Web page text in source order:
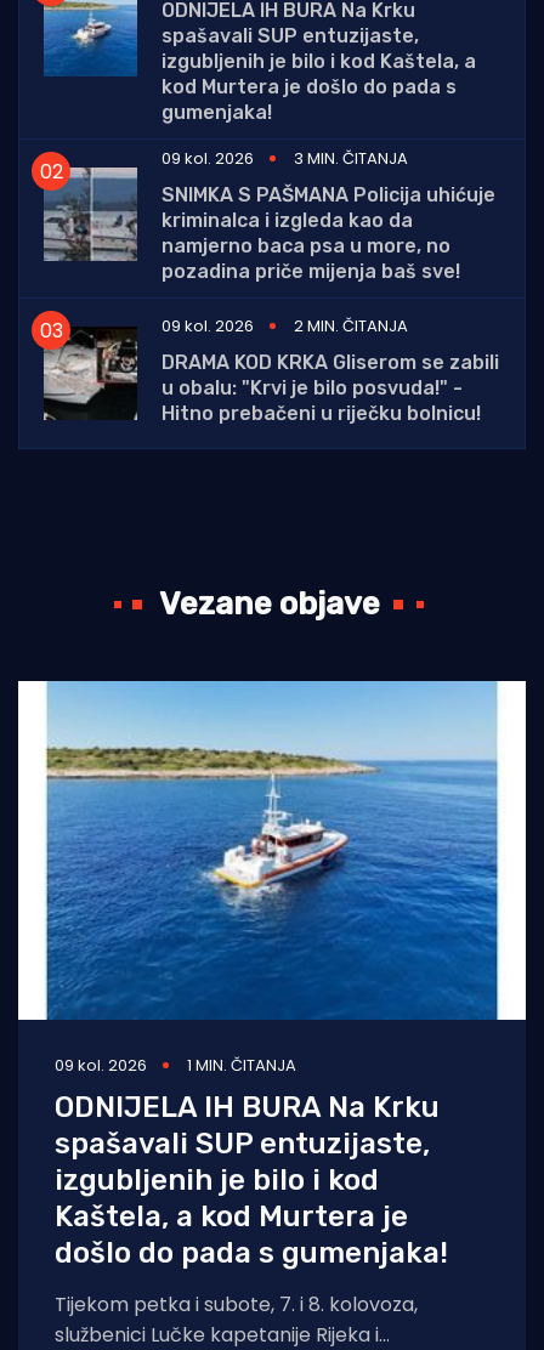
ODNIJELA IH BURA Na Krku
spašavali SUP entuzijaste,
izgubljenih je bilo i kod Kaštela, a
kod Murtera je došlo do pada s
gumenjaka!
09 kol. 2026
3 MIN. ČITANJA
SNIMKA S PAŠMANA Policija uhićuje
kriminalca i izgleda kao da
namjerno baca psa u more, no
pozadina priče mijenja baš sve!
09 kol. 2026
2 MIN. ČITANJA
DRAMA KOD KRKA Gliserom se zabili
u obalu: "Krvi je bilo posvuda!" -
Hitno prebačeni u riječku bolnicu!
Vezane objave
09 kol. 2026 1 MIN. ČITANJA
ODNIJELA IH BURA Na Krku
spašavali SUP entuzijaste,
izgubljenih je bilo i kod
Kaštela, a kod Murtera je
došlo do pada s gumenjaka!
Tijekom petka i subote, 7. i 8. kolovoza,
službenici Lučke kapetanije Rijeka i